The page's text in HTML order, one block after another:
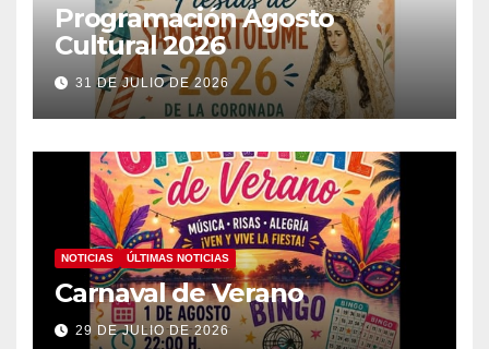
Programación Agosto
Cultural 2026
31 DE JULIO DE 2026
NOTICIAS ÚLTIMAS NOTICIAS
Carnaval de Verano
29 DE JULIO DE 2026